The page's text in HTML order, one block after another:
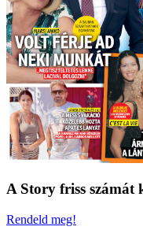
A Story friss számát
Rendeld meg!